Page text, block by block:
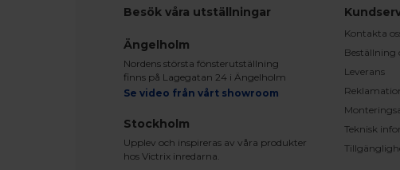
Besök våra utställningar
Ängelholm
Nordens största fönsterutställning
finns på Lagegatan 24 i Ängelholm
Se video från vårt showroom
Stockholm
Upplev och inspireras av våra produkter
hos Victrix inredarna.
Kontakta
Beställning
Leverans
Teknisk